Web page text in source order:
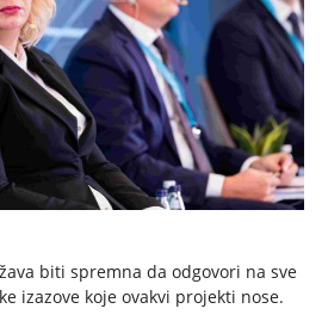
biti spremna da odgovori na sve
izazove koje ovakvi projekti nose.